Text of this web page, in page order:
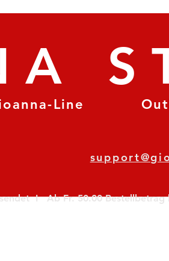
Line
78
I   Ab Fr. 50.00